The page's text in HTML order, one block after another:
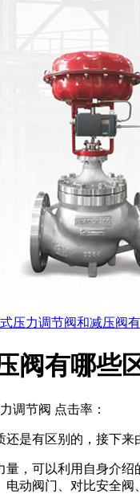
压力调节阀和减压阀
阀有哪些
调节阀 点击率：
还是有区别的，接下来
，可以利用自身介
动阀门、对比安全